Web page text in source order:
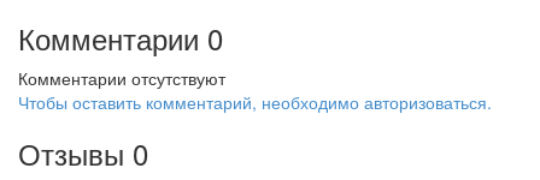
Комментарии 0
Комментарии отсутствуют
Чтобы оставить комментарий, необходимо авторизоваться.
Отзывы 0